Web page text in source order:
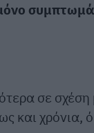
σε σχέση
και χρόνια,